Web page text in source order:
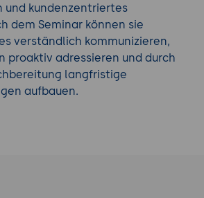
und kundenzentriertes
dem Seminar können sie
verständlich kommunizieren,
proaktiv adressieren und durch
langfristige
aufbauen.